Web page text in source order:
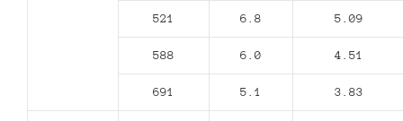
521 6.8 5.09
588 6.0 4.51
691 5.1 3.83